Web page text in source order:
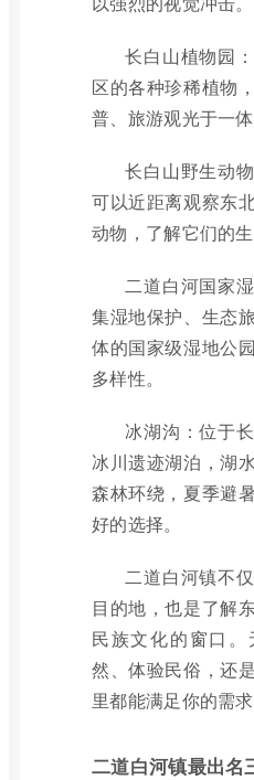
长白山植物园
区的各种珍稀植物
普、旅游观光于一
长白山野生动
可以近距离观察东
动物，了解它们的生
二道白河国家
集湿地保护、生态
体的国家级湿地公
多样性。
冰湖沟：位于
冰川遗迹湖泊，湖
森林环绕，夏季避
好的选择。
二道白河镇不
目的地，也是了解
民族文化的窗口
然、体验民俗，还
里都能满足你的需求
二道白河镇最出名